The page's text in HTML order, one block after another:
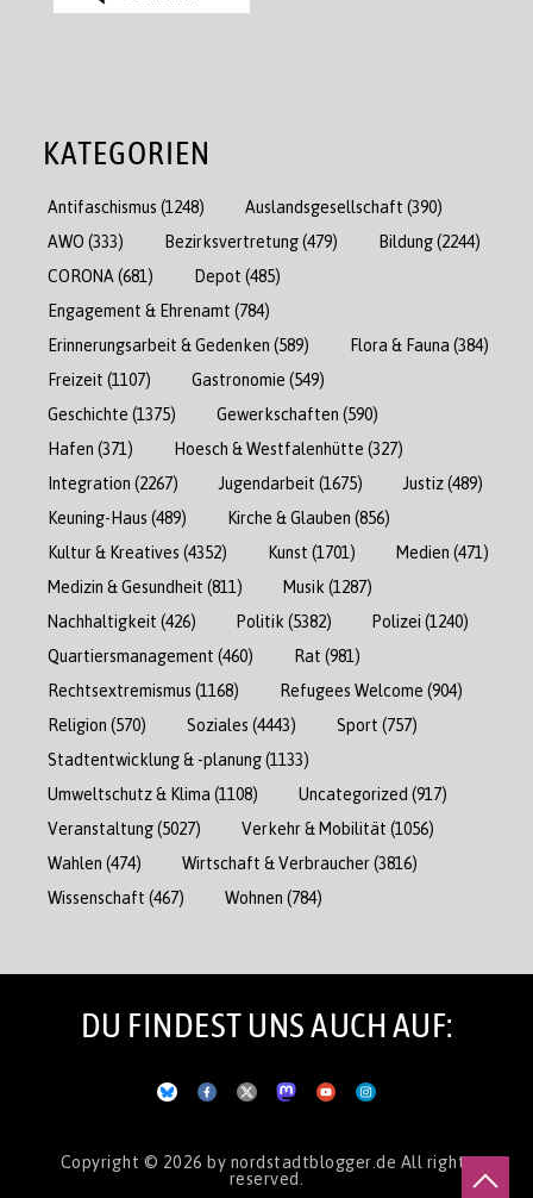
KATEGORIEN
Antifaschismus (1248) Auslandsgesellschaft (390)
AWO (333) Bezirksvertretung(479) Bildung(2244)
CORONA (681) Depot (485)
Engagement & Ehrenamt (784)
Erinnerungsarbeit & Gedenken (589) Flora & Fauna (384)
Freizeit (1107) Gastronomie (549)
Geschichte (1375) Gewerkschaften (590)
Hafen (371) Hoesch & Westfalenhütte (327)
Integration (2267) Jugendarbeit (1675) Justiz(489)
Keuning-Haus (489) Kirche & Glauben (856)
Kultur & Kreatives (4352) Kunst (1701) Medien (471)
Medizin & Gesundheit (811) Musik (1287)
Nachhaltigkeit (426) Politik (5382) Polizei (1240)
Quartiersmanagement (460) Rat (981)
Rechtsextremismus (1168) Refugees Welcome (904)
Religion (570) Soziales (4443) Sport (757)
Stadtentwicklung & -planung(1133)
Umweltschutz & Klima (1108) Uncategorized (917)
Veranstaltung(5027) Verkehr & Mobilität (1056)
Wahlen (474) Wirtschaft & Verbraucher(3816)
Wissenschaft (467) Wohnen (784)
DU FINDEST UNS AUCH AUF:
Copyright © 2026 by nordstadtblogger.de All rights
reserved.